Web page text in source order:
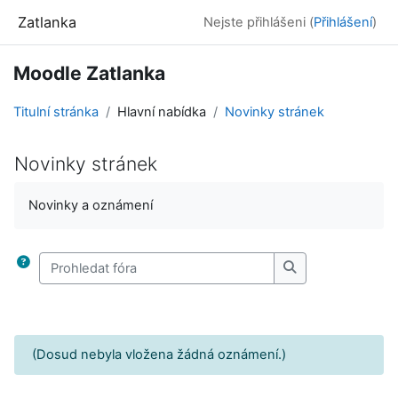
Zatlanka Nejste přihlášeni (Přihlášení)
Moodle Zatlanka
Titulní stránka Hlavní nabídka Novinky stránek
Novinky stránek
Novinky a oznámení
Prohledat fóra
Prohledat fóra
(Dosud nebyla vložena žádná oznámení.)